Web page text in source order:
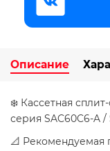
Описание
❄️ Кассетная
серия SAC60C6-A
📐